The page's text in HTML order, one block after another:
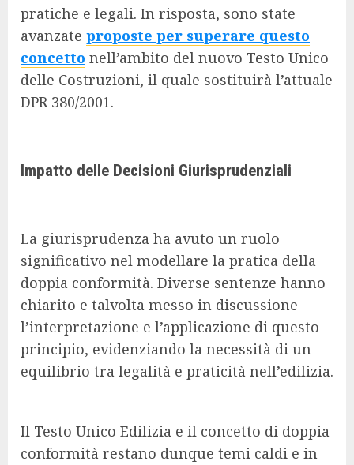
pratiche e legali. In risposta, sono state
avanzate proposte per superare questo
concetto nell’ambito del nuovo Testo Unico
delle Costruzioni, il quale sostituirà l’attuale
DPR 380/2001.
Impatto delle Decisioni Giurisprudenziali
La giurisprudenza ha avuto un ruolo
significativo nel modellare la pratica della
doppia conformità. Diverse sentenze hanno
chiarito e talvolta messo in discussione
l’interpretazione e l’applicazione di questo
principio, evidenziando la necessità di un
equilibrio tra legalità e praticità nell’edilizia.
Il Testo Unico Edilizia e il concetto di doppia
conformità restano dunque temi caldi e in